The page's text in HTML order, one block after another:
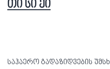
თი სი ეი
საჰაერო გადაზიდვების